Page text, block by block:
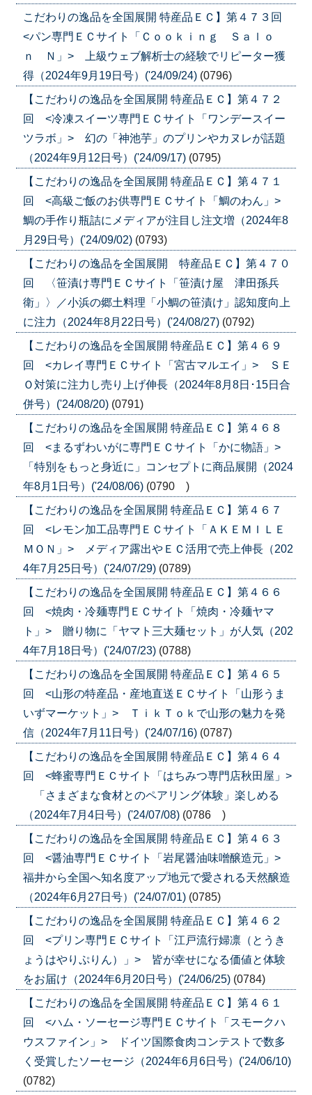
こだわりの逸品を全国展開 特産品ＥＣ】第４７３回
<パン専門ＥＣサイト「Ｃｏｏｋｉｎｇ Ｓａｌｏ
ｎ Ｎ」> 上級ウェブ解析士の経験でリピーター獲
得（2024年9月19日号）('24/09/24) (0796)
【こだわりの逸品を全国展開 特産品ＥＣ】第４７２
回 <冷凍スイーツ専門ＥＣサイト「ワンデースイー
ツラボ」> 幻の「神池芋」のプリンやカヌレが話題
（2024年9月12日号）('24/09/17) (0795)
【こだわりの逸品を全国展開 特産品ＥＣ】第４７１
回 <高級ご飯のお供専門ＥＣサイト「鯛のわん」>
鯛の手作り瓶詰にメディアが注目し注文増（2024年8
月29日号）('24/09/02) (0793)
【こだわりの逸品を全国展開 特産品ＥＣ】第４７０
回 〈笹漬け専門ＥＣサイト「笹漬け屋 津田孫兵
衛」〉／小浜の郷土料理「小鯛の笹漬け」認知度向上
に注力（2024年8月22日号）('24/08/27) (0792)
【こだわりの逸品を全国展開 特産品ＥＣ】第４６９
回 <カレイ専門ＥＣサイト「宮古マルエイ」> ＳＥ
Ｏ対策に注力し売り上げ伸長（2024年8月8日･15日合
併号）('24/08/20) (0791)
【こだわりの逸品を全国展開 特産品ＥＣ】第４６８
回 <まるずわいがに専門ＥＣサイト「かに物語」>
「特別をもっと身近に」コンセプトに商品展開（2024
年8月1日号）('24/08/06) (0790 )
【こだわりの逸品を全国展開 特産品ＥＣ】第４６７
回 <レモン加工品専門ＥＣサイト「ＡＫＥＭＩＬＥ
ＭＯＮ」> メディア露出やＥＣ活用で売上伸長（202
4年7月25日号）('24/07/29) (0789)
【こだわりの逸品を全国展開 特産品ＥＣ】第４６６
回 <焼肉・冷麺専門ＥＣサイト「焼肉・冷麺ヤマ
ト」> 贈り物に「ヤマト三大麺セット」が人気（202
4年7月18日号）('24/07/23) (0788)
【こだわりの逸品を全国展開 特産品ＥＣ】第４６５
回 <山形の特産品・産地直送ＥＣサイト「山形うま
いずマーケット」> ＴｉｋＴｏｋで山形の魅力を発
信（2024年7月11日号）('24/07/16) (0787)
【こだわりの逸品を全国展開 特産品ＥＣ】第４６４
回 <蜂蜜専門ＥＣサイト「はちみつ専門店秋田屋」>
「さまざまな食材とのペアリング体験」楽しめる
（2024年7月4日号）('24/07/08) (0786 )
【こだわりの逸品を全国展開 特産品ＥＣ】第４６３
回 <醤油専門ＥＣサイト「岩尾醤油味噌醸造元」>
福井から全国へ知名度アップ地元で愛される天然醸造
（2024年6月27日号）('24/07/01) (0785)
【こだわりの逸品を全国展開 特産品ＥＣ】第４６２
回 <プリン専門ＥＣサイト「江戸流行婦凛（とうき
ょうはやりぷりん）」> 皆が幸せになる価値と体験
をお届け（2024年6月20日号）('24/06/25) (0784)
【こだわりの逸品を全国展開 特産品ＥＣ】第４６１
回 <ハム・ソーセージ専門ＥＣサイト「スモークハ
ウスファイン」> ドイツ国際食肉コンテストで数多
く受賞したソーセージ（2024年6月6日号）('24/06/10)
(0782)